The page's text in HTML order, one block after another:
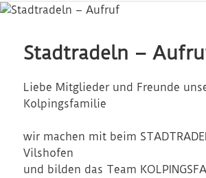
Stadtradeln –
Liebe Mitglieder und Freunde
Kolpingsfamilie
wir machen mit beim
Vilshofen
und bilden das Team